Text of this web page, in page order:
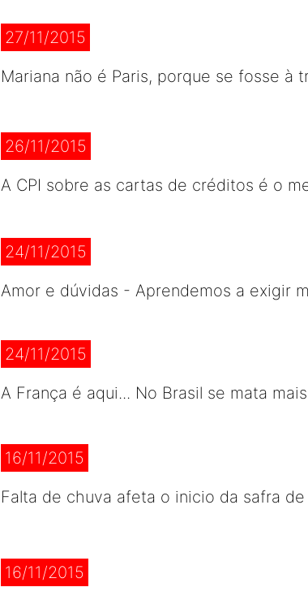
27/11/2015
Mariana não é Paris, porque se fosse à
26/11/2015
A CPI sobre as cartas de créditos é o
24/11/2015
Amor e dúvidas - Aprendemos a exigir
24/11/2015
A França é aqui... No Brasil se mata
16/11/2015
Falta de chuva afeta o inicio da safra
16/11/2015